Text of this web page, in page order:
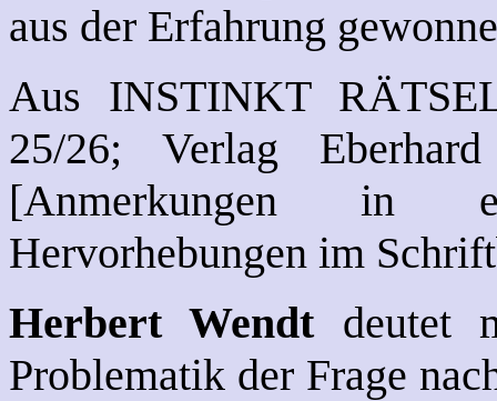
aus der Erfahrung
Aus INSTINKT
25/26; Verlag
[Anmerkungen in
Hervorhebungen im
Herbert Wendtdeutet
Problematik der Frage